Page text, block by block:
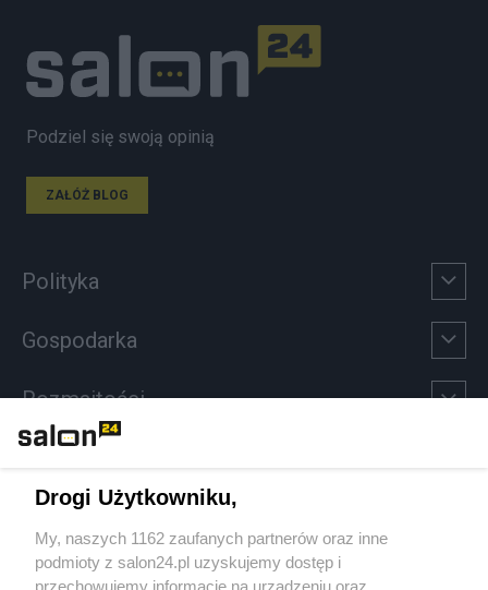
Podziel się swoją opinią
ZAŁÓŻ BLOG
Polityka
Gospodarka
Rozmaitości
Sport
Społeczeństwo
Drogi Użytkowniku,
My, naszych 1162 zaufanych partnerów oraz inne
podmioty z salon24.pl uzyskujemy dostęp i
przechowujemy informacje na urządzeniu oraz